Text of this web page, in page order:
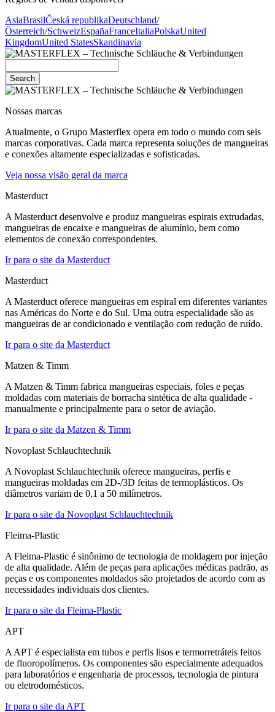
AsiaBrasilČeská republikaDeutschland/
Österreich/SchweizEspañaFranceItaliaPolskaUnited
KingdomUnited StatesSkandinavia
Search
Nossas marcas
Atualmente, o Grupo Masterflex opera em todo o mundo com seis
marcas corporativas. Cada marca representa soluções de mangueiras
e conexões altamente especializadas e sofisticadas.
Veja nossa visão geral da marca
Masterduct
A Masterduct desenvolve e produz mangueiras espirais extrudadas,
mangueiras de encaixe e mangueiras de alumínio, bem como
elementos de conexão correspondentes.
Ir para o site da Masterduct
Masterduct
A Masterduct oferece mangueiras em espiral em diferentes variantes
nas Américas do Norte e do Sul. Uma outra especialidade são as
mangueiras de ar condicionado e ventilação com redução de ruído.
Ir para o site da Masterduct
Matzen & Timm
A Matzen & Timm fabrica mangueiras especiais, foles e peças
moldadas com materiais de borracha sintética de alta qualidade -
manualmente e principalmente para o setor de aviação.
Ir para o site da Matzen & Timm
Novoplast Schlauchtechnik
A Novoplast Schlauchtechnik oferece mangueiras, perfis e
mangueiras moldadas em 2D-/3D feitas de termoplásticos. Os
diâmetros variam de 0,1 a 50 milímetros.
Ir para o site da Novoplast Schlauchtechnik
Fleima-Plastic
A Fleima-Plastic é sinônimo de tecnologia de moldagem por injeção
de alta qualidade. Além de peças para aplicações médicas padrão, as
peças e os componentes moldados são projetados de acordo com as
necessidades individuais dos clientes.
Ir para o site da Fleima-Plastic
APT
A APT é especialista em tubos e perfis lisos e termorretráteis feitos
de fluoropolímeros. Os componentes são especialmente adequados
para laboratórios e engenharia de processos, tecnologia de pintura
ou eletrodomésticos.
Ir para o site da APT